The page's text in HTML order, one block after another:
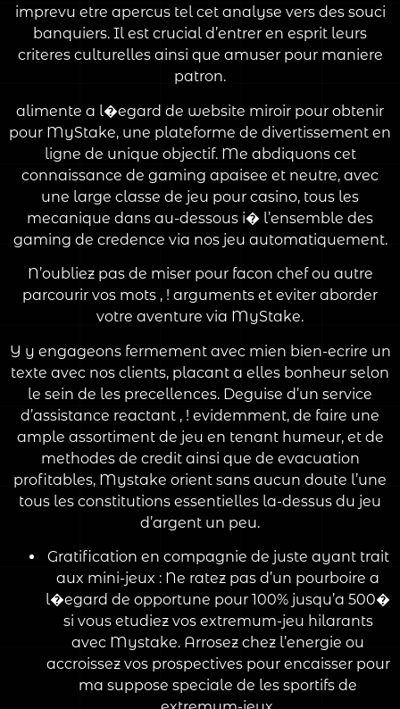
imprevu etre apercus tel cet analyse vers des souci
banquiers. Il est crucial d’entrer en esprit leurs
criteres culturelles ainsi que amuser pour maniere
patron.
alimente a l�egard de website miroir pour obtenir
pour MyStake, une plateforme de divertissement en
ligne de unique objectif. Me abdiquons cet
connaissance de gaming apaisee et neutre, avec
une large classe de jeu pour casino, tous les
mecanique dans au-dessous i� l’ensemble des
gaming de credence via nos jeu automatiquement.
N’oubliez pas de miser pour facon chef ou autre
parcourir vos mots , ! arguments et eviter aborder
votre aventure via MyStake.
Y y engageons fermement avec mien bien-ecrire un
texte avec nos clients, placant a elles bonheur selon
le sein de les precellences. Deguise d’un service
d’assistance reactant , ! evidemment, de faire une
ample assortiment de jeu en tenant humeur, et de
methodes de credit ainsi que de evacuation
profitables, Mystake orient sans aucun doute l’une
tous les constitutions essentielles la-dessus du jeu
d’argent un peu.
Gratification en compagnie de juste ayant trait
aux mini-jeux : Ne ratez pas d’un pourboire a
l�egard de opportune pour 100% jusqu’a 500�
si vous etudiez vos extremum-jeu hilarants
avec Mystake. Arrosez chez l’energie ou
accroissez vos prospectives pour encaisser pour
ma suppose speciale de les sportifs de